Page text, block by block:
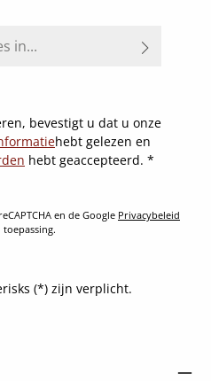
bevestigt u dat u onze
hebt gelezen en
hebt geaccepteerd. *
en de Google Privacybeleid
toepassing.
(*) zijn verplicht.